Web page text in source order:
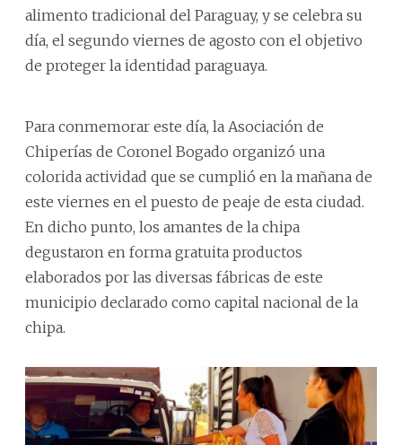
alimento tradicional del Paraguay, y se celebra su
día, el segundo viernes de agosto con el objetivo
de proteger la identidad paraguaya.
Para conmemorar este día, la Asociación de
Chiperías de Coronel Bogado organizó una
colorida actividad que se cumplió en la mañana de
este viernes en el puesto de peaje de esta ciudad.
En dicho punto, los amantes de la chipa
degustaron en forma gratuita productos
elaborados por las diversas fábricas de este
municipio declarado como capital nacional de la
chipa.